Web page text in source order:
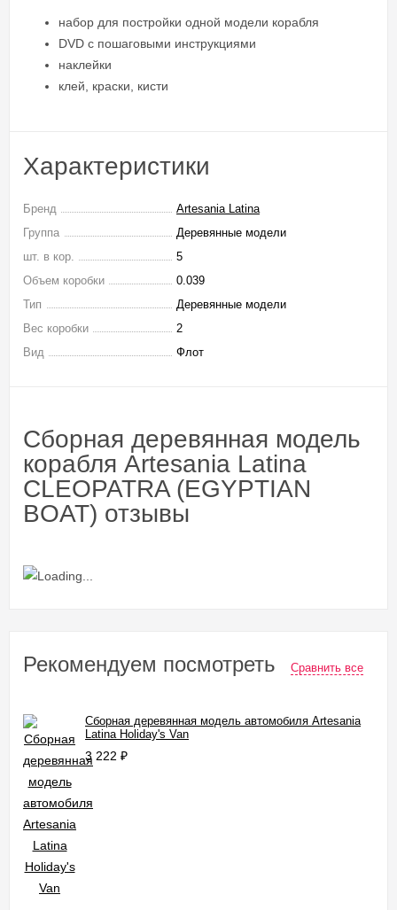
набор для постройки одной модели корабля
DVD с пошаговыми инструкциями
наклейки
клей, краски, кисти
Характеристики
Бренд
Artesania Latina
Группа
Деревянные модели
шт. в кор.
5
Объем коробки
0.039
Тип
Деревянные модели
Вес коробки
2
Вид
Флот
Сборная деревянная модель
корабля Artesania Latina
CLEOPATRA (EGYPTIAN
BOAT) отзывы
Рекомендуем посмотреть Сравнить все
Сборная деревянная модель автомобиля Artesania
Latina Holiday's Van
3 222 ₽